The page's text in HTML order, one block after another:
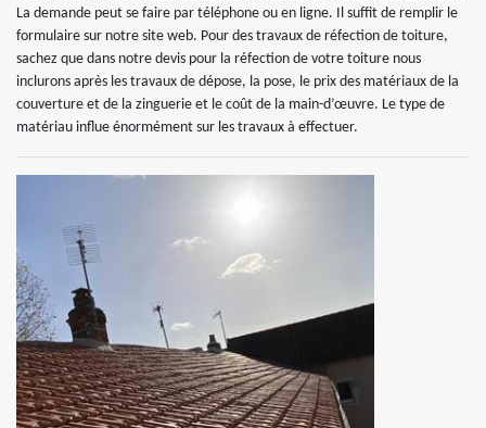
La demande peut se faire par téléphone ou en ligne. Il suffit de remplir le
formulaire sur notre site web. Pour des travaux de réfection de toiture,
sachez que dans notre devis pour la réfection de votre toiture nous
inclurons après les travaux de dépose, la pose, le prix des matériaux de la
couverture et de la zinguerie et le coût de la main-d’œuvre. Le type de
matériau influe énormément sur les travaux à effectuer.